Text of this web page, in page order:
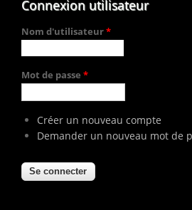
Connexion utilisateur
Nom d'utilisateur*
Mot de passe *
Créer un nouveau compte
Demander un nouveau mot de